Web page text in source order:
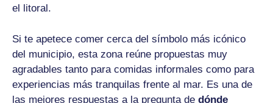
el litoral.
Si te apetece comer cerca del símbolo más icónico
del municipio, esta zona reúne propuestas muy
agradables tanto para comidas informales como para
experiencias más tranquilas frente al mar. Es una de
las mejores respuestas a la pregunta de dónde